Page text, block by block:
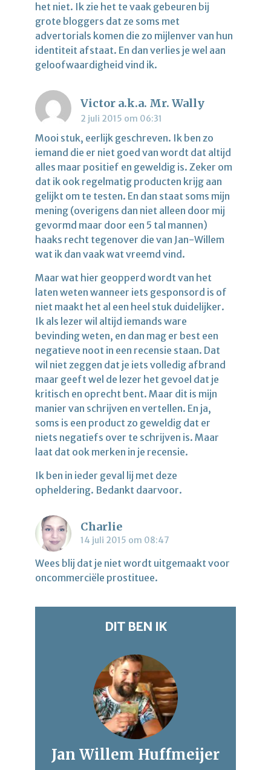
het niet. Ik zie het te vaak gebeuren bij
grote bloggers dat ze soms met
advertorials komen die zo mijlenver van hun
identiteit afstaat. En dan verlies je wel aan
geloofwaardigheid vind ik.
Victor a.k.a. Mr. Wally
2 juli 2015 om 06:31
Mooi stuk, eerlijk geschreven. Ik ben zo
iemand die er niet goed van wordt dat altijd
alles maar positief en geweldig is. Zeker om
dat ik ook regelmatig producten krijg aan
gelijkt om te testen. En dan staat soms mijn
mening (overigens dan niet alleen door mij
gevormd maar door een 5 tal mannen)
haaks recht tegenover die van Jan-Willem
wat ik dan vaak wat vreemd vind.
Maar wat hier geopperd wordt van het
laten weten wanneer iets gesponsord is of
niet maakt het al een heel stuk duidelijker.
Ik als lezer wil altijd iemands ware
bevinding weten, en dan mag er best een
negatieve noot in een recensie staan. Dat
wil niet zeggen dat je iets volledig afbrand
maar geeft wel de lezer het gevoel dat je
kritisch en oprecht bent. Maar dit is mijn
manier van schrijven en vertellen. En ja,
soms is een product zo geweldig dat er
niets negatiefs over te schrijven is. Maar
laat dat ook merken in je recensie.
Ik ben in ieder geval lij met deze
opheldering. Bedankt daarvoor.
Charlie
14 juli 2015 om 08:47
Wees blij dat je niet wordt uitgemaakt voor
oncommerciële prostituee.
DIT BEN IK
Jan Willem Huffmeijer